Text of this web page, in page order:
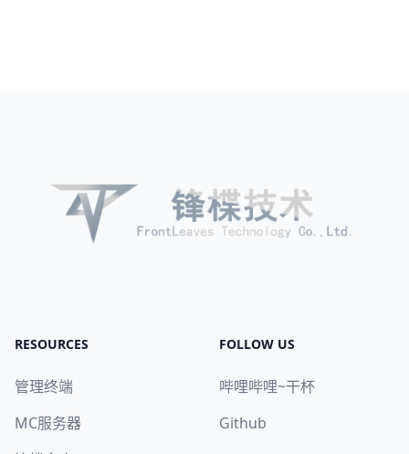
RESOURCES
管理终端
MC服务器
FOLLOW US
哔哩哔哩~干杯
Github